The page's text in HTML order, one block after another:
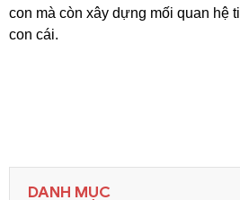
con mà còn xây dựng mối quan hệ
con cái.
DANH MỤC